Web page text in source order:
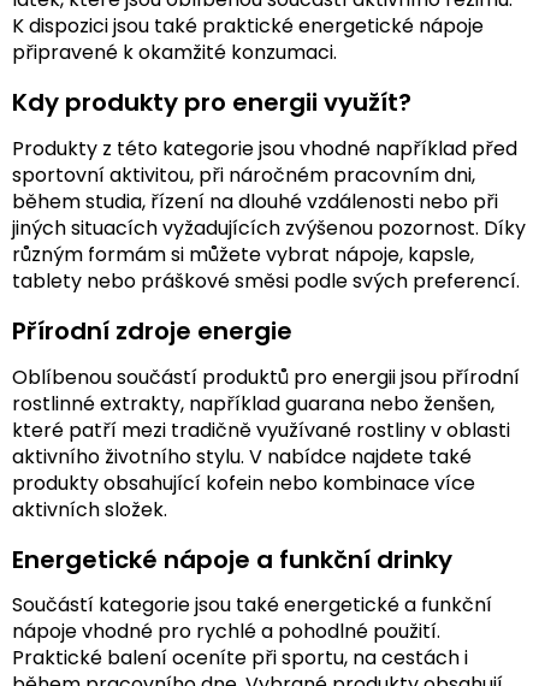
K dispozici jsou také praktické energetické nápoje
připravené k okamžité konzumaci.
Kdy produkty pro energii využít?
Produkty z této kategorie jsou vhodné například před
sportovní aktivitou, při náročném pracovním dni,
během studia, řízení na dlouhé vzdálenosti nebo při
jiných situacích vyžadujících zvýšenou pozornost. Díky
různým formám si můžete vybrat nápoje, kapsle,
tablety nebo práškové směsi podle svých preferencí.
Přírodní zdroje energie
Oblíbenou součástí produktů pro energii jsou přírodní
rostlinné extrakty, například guarana nebo ženšen,
které patří mezi tradičně využívané rostliny v oblasti
aktivního životního stylu. V nabídce najdete také
produkty obsahující kofein nebo kombinace více
aktivních složek.
Energetické nápoje a funkční drinky
Součástí kategorie jsou také energetické a funkční
nápoje vhodné pro rychlé a pohodlné použití.
Praktické balení oceníte při sportu, na cestách i